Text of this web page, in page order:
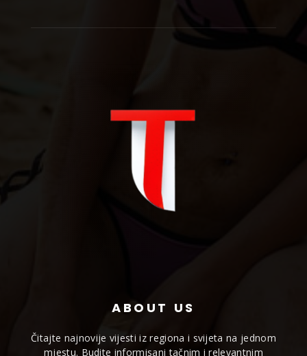
ABOUT US
Čitajte najnovije vijesti iz regiona i svijeta na jednom
mjestu. Budite informisani tačnim i relevantnim